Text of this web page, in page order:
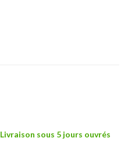
Livraison sous 5 jours ouvrés